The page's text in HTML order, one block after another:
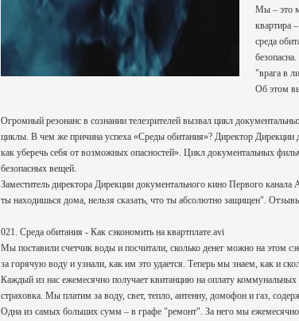
Мы – это
квартира
среда
"врага в
Об этом
Огромный резонанс в сознании телезрителей вызвал цикл
циклы. В чем же причина успеха «Среды обитания»? Директор Дирекции
как уберечь себя от возможных опасностей». Цикл документальных
безопасных вещей.
Заместитель директора Дирекции документального кино Первого
ты находишься дома, нельзя сказать, что ты абсолютно защищен".
021. Среда обитания - Как сэкономить на квартплате.avi
Мы поставили счетчик воды и посчитали, сколько денег можно на
за горячую воду и узнали, как им это удается. Теперь мы знаем, как и
Каждый из нас ежемесячно получает квитанцию на оплату
страховка. Мы платим за воду, свет, тепло, антенну, домофон и газ,
Одна из самых больших сумм – в графе "ремонт". За него мы